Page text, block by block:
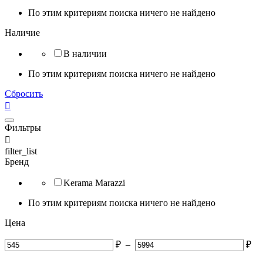
По этим критериям поиска ничего не найдено
Наличие
В наличии
По этим критериям поиска ничего не найдено
Сбросить

Фильтры

filter_list
Бренд
Kerama Marazzi
По этим критериям поиска ничего не найдено
Цена
₽ – ₽